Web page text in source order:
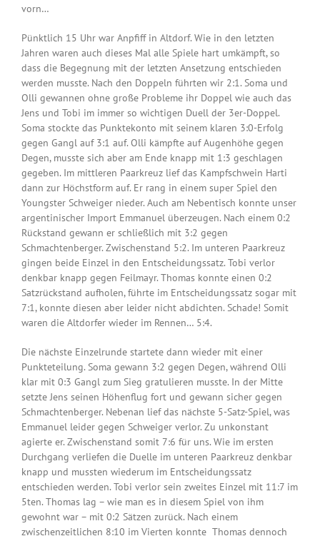
vorn…
Pünktlich 15 Uhr war Anpfiff in Altdorf. Wie in den letzten
Jahren waren auch dieses Mal alle Spiele hart umkämpft, so
dass die Begegnung mit der letzten Ansetzung entschieden
werden musste. Nach den Doppeln führten wir 2:1. Soma und
Olli gewannen ohne große Probleme ihr Doppel wie auch das
Jens und Tobi im immer so wichtigen Duell der 3er-Doppel.
Soma stockte das Punktekonto mit seinem klaren 3:0-Erfolg
gegen Gangl auf 3:1 auf. Olli kämpfte auf Augenhöhe gegen
Degen, musste sich aber am Ende knapp mit 1:3 geschlagen
gegeben. Im mittleren Paarkreuz lief das Kampfschwein Harti
dann zur Höchstform auf. Er rang in einem super Spiel den
Youngster Schweiger nieder. Auch am Nebentisch konnte unser
argentinischer Import Emmanuel überzeugen. Nach einem 0:2
Rückstand gewann er schließlich mit 3:2 gegen
Schmachtenberger. Zwischenstand 5:2. Im unteren Paarkreuz
gingen beide Einzel in den Entscheidungssatz. Tobi verlor
denkbar knapp gegen Feilmayr. Thomas konnte einen 0:2
Satzrückstand aufholen, führte im Entscheidungssatz sogar mit
7:1, konnte diesen aber leider nicht abdichten. Schade! Somit
waren die Altdorfer wieder im Rennen… 5:4.
Die nächste Einzelrunde startete dann wieder mit einer
Punkteteilung. Soma gewann 3:2 gegen Degen, während Olli
klar mit 0:3 Gangl zum Sieg gratulieren musste. In der Mitte
setzte Jens seinen Höhenflug fort und gewann sicher gegen
Schmachtenberger. Nebenan lief das nächste 5-Satz-Spiel, was
Emmanuel leider gegen Schweiger verlor. Zu unkonstant
agierte er. Zwischenstand somit 7:6 für uns. Wie im ersten
Durchgang verliefen die Duelle im unteren Paarkreuz denkbar
knapp und mussten wiederum im Entscheidungssatz
entschieden werden. Tobi verlor sein zweites Einzel mit 11:7 im
5ten. Thomas lag – wie man es in diesem Spiel von ihm
gewohnt war – mit 0:2 Sätzen zurück. Nach einem
zwischenzeitlichen 8:10 im Vierten konnte Thomas dennoch